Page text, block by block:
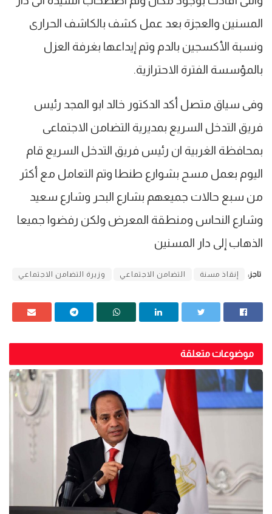
المسنين والعجزة بعد عمل كشف بالكاشف الحرارى
ونسبة الأكسجين بالدم وتم إيداعها بغرفة العزل
بالمؤسسة الفترة الاحترازية.
وفى سياق متصل أكد الدكتور خالد ابو المجد رئيس
فريق التدخل السريع بمديرية التضامن الاجتماعى
بمحافظة الغربية ان رئيس فريق التدخل السريع قام
اليوم بعمل مسح بشوارع طنطا وتم التعامل مع أكثر
من سبع حالات جميعهم بشارع البحر وشارع سعيد
وشارع النحاس ومنطقة المعرض ولكن رفضوا جميعا
الذهاب إلى دار المسنين
تاجز: إنقاذ مسنة التضامن الاجتماعي وزيرة التضامن الاجتماعي
موضوعات متعلقة